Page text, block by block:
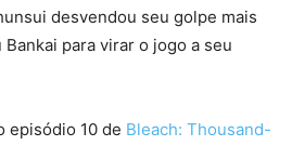
desvendou seu golpe mais
para virar o jogo a seu
episódio 10 de Bleach: Thousand-